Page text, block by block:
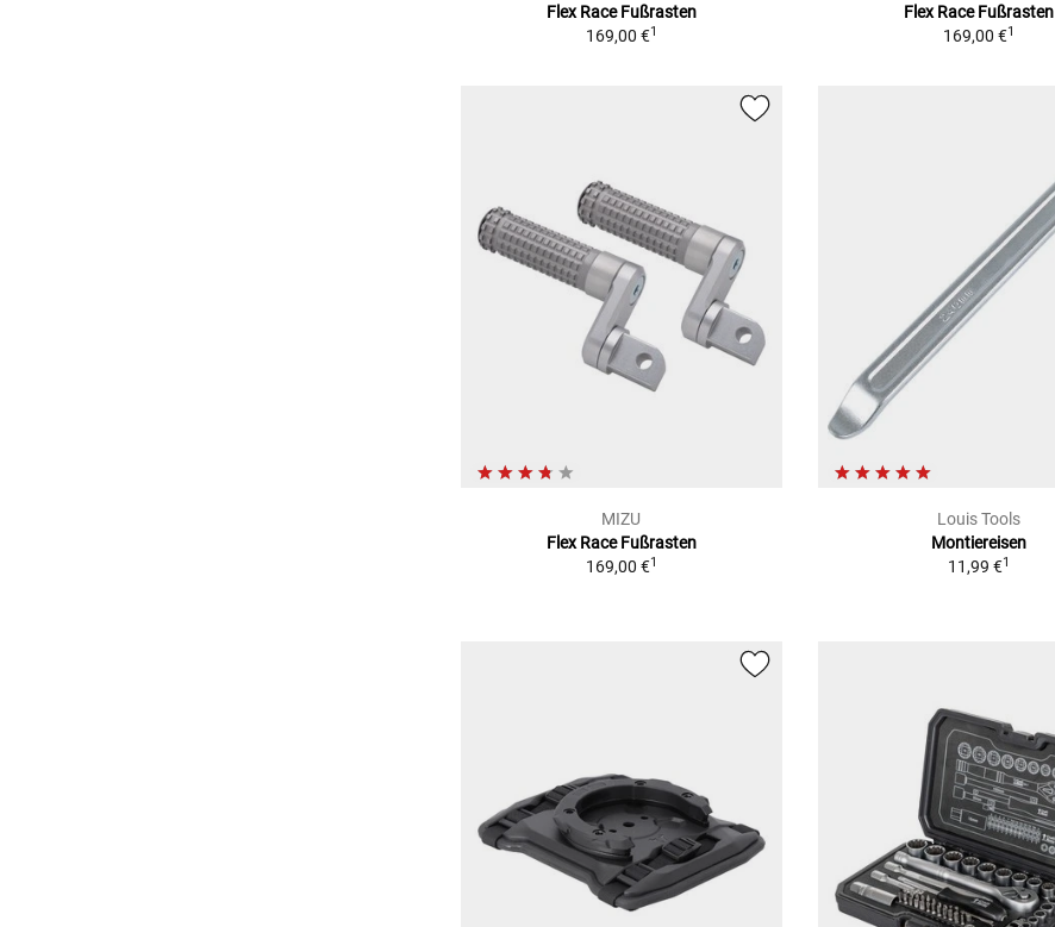
Flex Race Fußrasten
169,00 €1
Flex Race Fußrasten
169,00 €1
MIZU
Flex Race Fußrasten
169,00 €1
Louis Tools
Montiereisen
11,99 €1